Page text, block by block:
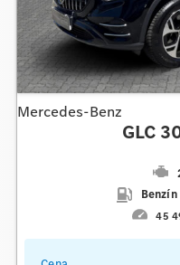
Mercedes-Benz
GLC
Benzín
45